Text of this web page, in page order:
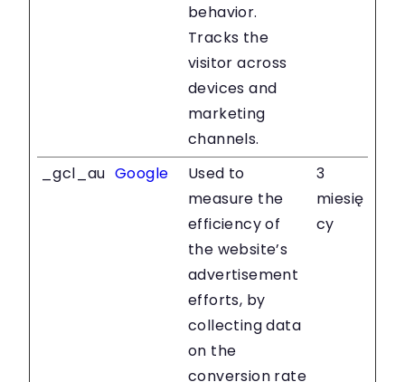
behavior.
Tracks the
visitor across
devices and
marketing
channels.
_gcl_au Google
Used to
measure the
efficiency of
the website’s
advertisement
efforts, by
collecting data
on the
conversion rate
3
miesię
cy